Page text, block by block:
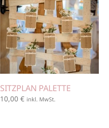
SITZPLAN PALETTE
10,00 € inkl. MwSt.